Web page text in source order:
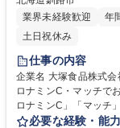
業界未経験歓迎
年
土日祝休み
仕事の内容
企業名 大塚食品株式会社 求人名 【釧路/飲料製造スタッフ】大塚
ロナミンC・マッチでお馴染み/家賃補助
ロナミンC」「マッチ
から充填・包装までの
必要な経験・能